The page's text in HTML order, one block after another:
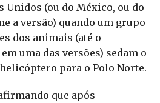
Unidos (ou do México, ou do
a versão) quando um grupo
dos animais (até o
uma das versões) sedam o
para o Polo Norte.
que após